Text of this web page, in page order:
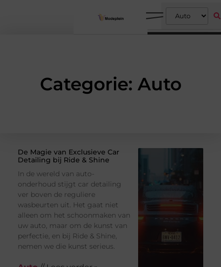
Categorie: Auto
De Magie van Exclusieve Car
Detailing bij Ride & Shine
In de wereld van auto-
onderhoud stijgt car detailing
ver boven de reguliere
wasbeurten uit. Het gaat niet
alleen om het schoonmaken van
uw auto, maar om de kunst van
perfectie, en bij Ride & Shine,
nemen we die kunst serieus.